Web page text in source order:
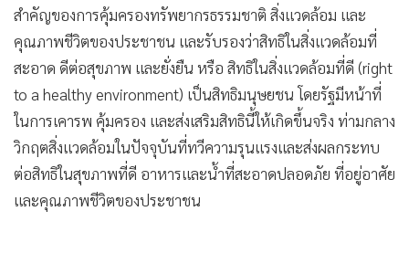
• หุ้น
• อินโดจีน
• กองทุนรวม
• Celeb Online
• Factcheck
• ญี่ปุ่น
• News1
Gotomanager
สำคัญของการคุ้มครองทรัพยากรธรรมชาติ สิ่งแวดล้อม และ
คุณภาพชีวิตของประชาชน และรับรองว่าสิทธิในสิ่งแวดล้อมที่
สะอาด ดีต่อสุขภาพ และยั่งยืน หรือ สิทธิในสิ่งแวดล้อมที่ดี (right
to a healthy environment) เป็นสิทธิมนุษยชน โดยรัฐมีหน้าที่
ในการเคารพ คุ้มครอง และส่งเสริมสิทธินี้ให้เกิดขึ้นจริง ท่ามกลาง
วิกฤตสิ่งแวดล้อมในปัจจุบันที่ทวีความรุนแรงและส่งผลกระทบ
ต่อสิทธิในสุขภาพที่ดี อาหารและน้ำที่สะอาดปลอดภัย ที่อยู่อาศัย
และคุณภาพชีวิตของประชาชน